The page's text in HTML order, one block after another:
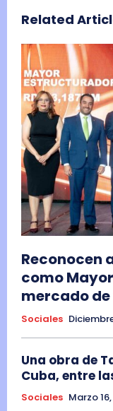
Related
Reconocen
como
mercado de
Sociales
Una obra de
Cuba, entre
Sociales Marzo